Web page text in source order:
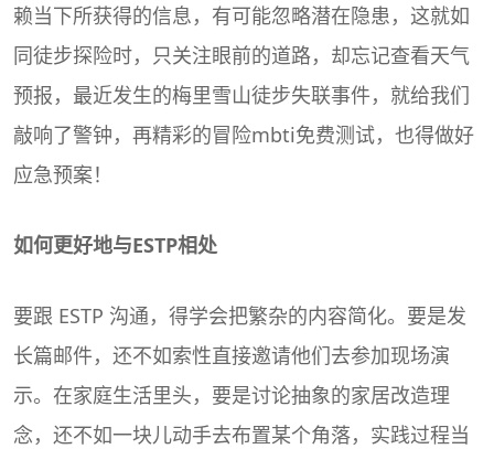
赖当下所获得的信息，有可能忽略潜在隐患，这就如
同徒步探险时，只关注眼前的道路，却忘记查看天气
预报，最近发生的梅里雪山徒步失联事件，就给我们
敲响了警钟，再精彩的冒险mbti免费测试，也得做好
应急预案！
如何更好地与ESTP相处
要跟 ESTP 沟通，得学会把繁杂的内容简化。要是发
长篇邮件，还不如索性直接邀请他们去参加现场演
示。在家庭生活里头，要是讨论抽象的家居改造理
念，还不如一块儿动手去布置某个角落，实践过程当